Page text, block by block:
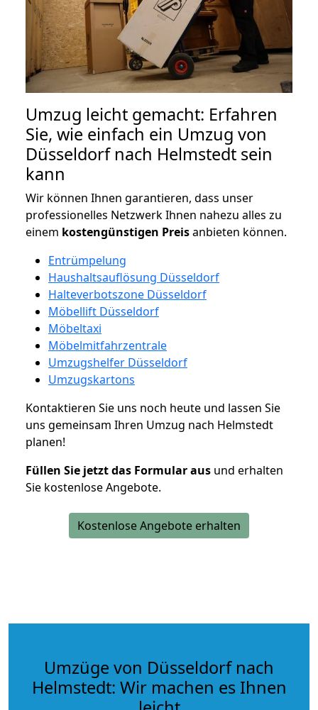
Umzug leicht gemacht: Erfahren
Sie, wie einfach ein Umzug von
Düsseldorf nach Helmstedt sein
kann
Wir können Ihnen garantieren, dass unser
professionelles Netzwerk Ihnen nahezu alles zu
einem kostengünstigen Preisanbieten können.
Entrümpelung
Haushaltsauflösung Düsseldorf
Halteverbotszone Düsseldorf
Möbellift Düsseldorf
Möbeltaxi
Möbelmitfahrzentrale
Umzugshelfer Düsseldorf
Umzugskartons
Kontaktieren Sie uns noch heute und lassen Sie
uns gemeinsam Ihren Umzug nach Helmstedt
planen!
Füllen Sie jetzt das Formular aus und erhalten
Sie kostenlose Angebote.
Kostenlose Angebote erhalten
Umzüge von Düsseldorf nach
Helmstedt: Wir machen es Ihnen